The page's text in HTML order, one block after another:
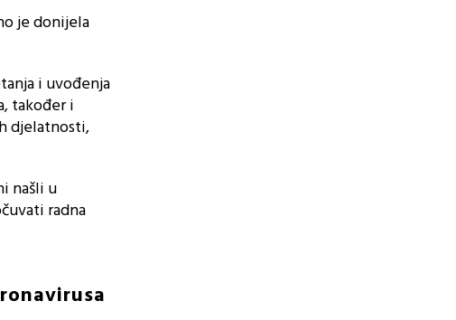
je donijela
i uvođenja
također i
djelatnosti,
našli u
radna